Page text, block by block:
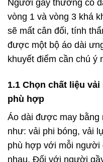
Người gầy thường có
vòng 1 và vòng 3 khá
sẽ mất cân đối, tính
được một bộ áo dài
khuyết điểm cần chú ý
1.1 Chọn chất liệu
phù hợp
Áo dài được may bằng
như: vải phi bóng, vải
phù hợp với mỗi người
nhau. Đối với người